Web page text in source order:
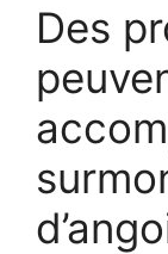
Des